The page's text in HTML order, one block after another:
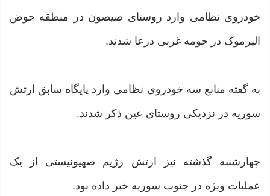
خودروی نظامی وارد روستای صیصون در منطقه حوض
الیرموک در حومه غربی درعا شدند.
به گفته منابع سه خودروی نظامی وارد پایگاه سابق ارتش
سوریه در نزدیکی روستای عین ذکر شدند.
چهارشنبه گذشته نیز ارتش رژیم صهیونیستی از یک
عملیات ویژه در جنوب سوریه خبر داده بود.